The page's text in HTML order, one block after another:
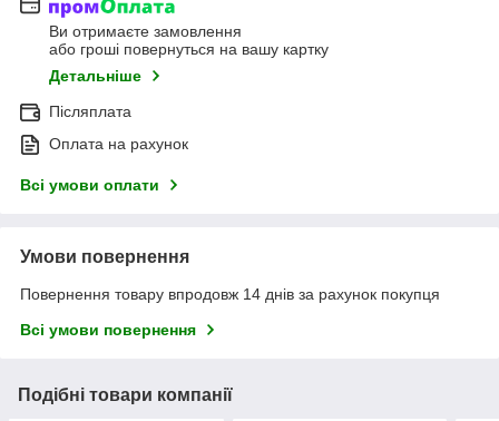
Ви отримаєте замовлення
або гроші повернуться на вашу картку
Детальніше
Післяплата
Оплата на рахунок
Всі умови оплати
Умови повернення
Повернення товару впродовж 14 днів за рахунок покупця
Всі умови повернення
Подібні товари компанії